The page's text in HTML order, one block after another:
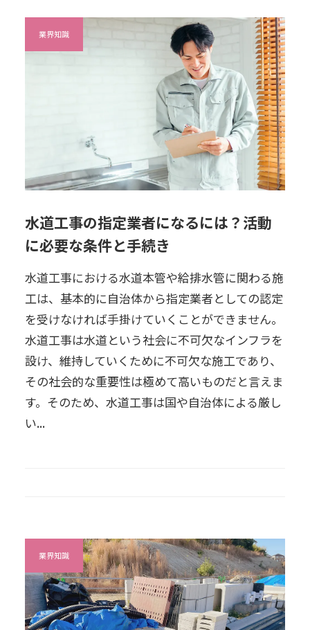
業界知識
水道工事の指定業者になるには？活動
に必要な条件と手続き
水道工事における水道本管や給排水管に関わる施
工は、基本的に自治体から指定業者としての認定
を受けなければ手掛けていくことができません。
水道工事は水道という社会に不可欠なインフラを
設け、維持していくために不可欠な施工であり、
その社会的な重要性は極めて高いものだと言えま
す。そのため、水道工事は国や自治体による厳し
い...
業界知識